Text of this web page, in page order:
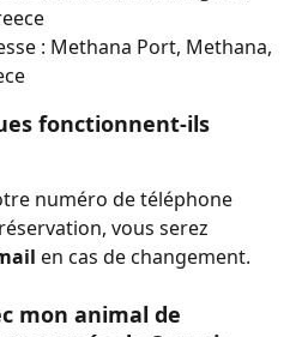
: Methana Port, Methana,
fonctionnent-ils
numéro de téléphone
vous serez
en cas de changement.
mon animal de